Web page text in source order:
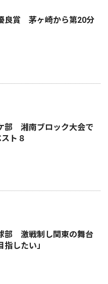
良賞 茅ヶ崎から第20分
部 湘南ブロック大会で
ト８
部 激戦制し関東の舞台
したい」